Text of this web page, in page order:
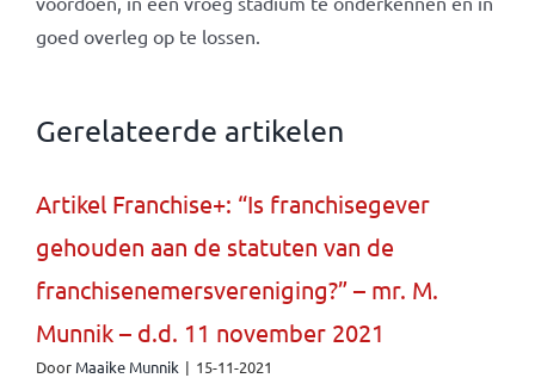
goed overleg op te lossen.
Gerelateerde artikelen
Artikel Franchise+: “Is franchisegever
gehouden aan de statuten van de
franchisenemersvereniging?” – mr. M.
Munnik – d.d. 11 november 2021
Door Maaike Munnik | 15-11-2021